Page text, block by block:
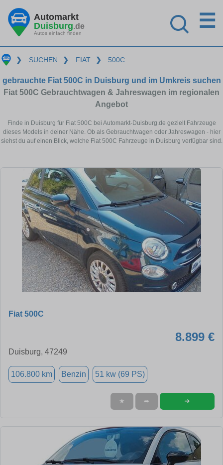
Automarkt
Duisburg.de
Autos einfach finden
☰
❯ SUCHEN ❯ FIAT ❯ 500C
gebrauchte Fiat 500C in Duisburg und im Umkreis suchen
Fiat 500C Gebrauchtwagen & Jahreswagen im regionalen
Angebot
Finde in Duisburg für Fiat 500C bei Automarkt-Duisburg.de gezielt Fahrzeuge
dieses Models in deiner Nähe. Ob als Gebrauchtwagen oder Jahreswagen - hier
siehst du auf einen Blick, welche Fiat 500C Fahrzeuge in Duisburg verfügbar sind.
Fiat 500C
8.899 €
Duisburg, 47249
106.800 km Benzin 51 kw (69 PS)
★ ➦ ➜